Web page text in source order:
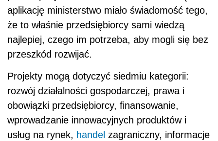
aplikację ministerstwo miało świadomość tego,
że to właśnie przedsiębiorcy sami wiedzą
najlepiej, czego im potrzeba, aby mogli się bez
przeszkód rozwijać.
Projekty mogą dotyczyć siedmiu kategorii:
rozwój działalności gospodarczej, prawa i
obowiązki przedsiębiorcy, finansowanie,
wprowadzanie innowacyjnych produktów i
usług na rynek, handel zagraniczny, informacje